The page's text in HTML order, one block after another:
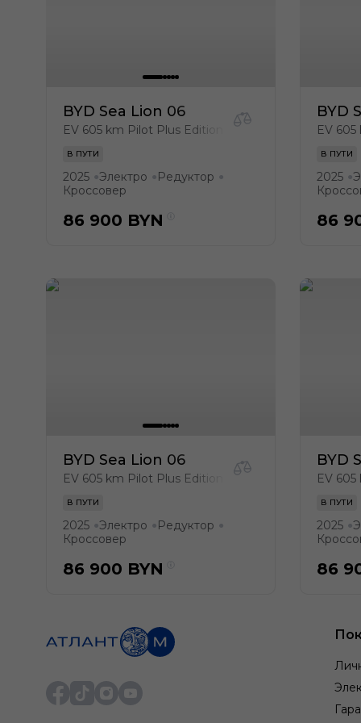
BYD Sea Lion 06
EV 605 km Pilot Plus Edition
В ПУТИ
2025 ●Электро ● Редуктор ●
Кроссовер
86 900 BYN
BYD
EV 605
В ПУТИ
2025 ●
86
BYD Sea Lion 06
EV 605 km Pilot Plus Edition
В ПУТИ
2025 ●Электро ● Редуктор ●
Кроссовер
86 900 BYN
BYD
EV 605
В ПУТИ
2025 ●
86